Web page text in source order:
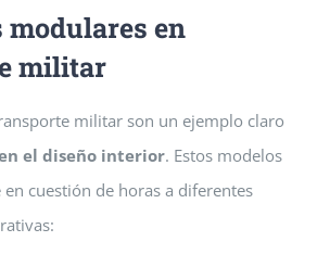
en
militar
militar son un ejemplo claro
el diseño interior. Estos modelos
en cuestión de horas a diferentes